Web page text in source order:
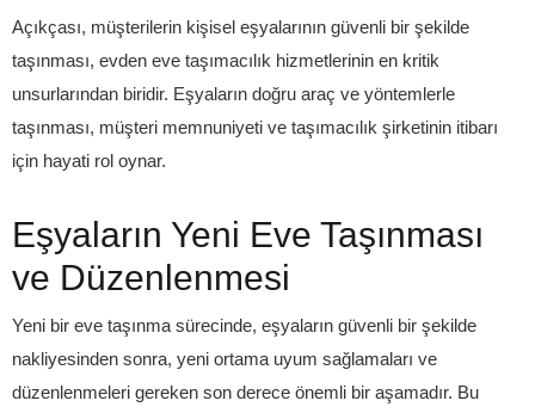
Açıkçası, müşterilerin kişisel eşyalarının güvenli bir şekilde
taşınması, evden eve taşımacılık hizmetlerinin en kritik
unsurlarından biridir. Eşyaların doğru araç ve yöntemlerle
taşınması, müşteri memnuniyeti ve taşımacılık şirketinin itibarı
için hayati rol oynar.
Eşyaların Yeni Eve Taşınması
ve Düzenlenmesi
Yeni bir eve taşınma sürecinde, eşyaların güvenli bir şekilde
nakliyesinden sonra, yeni ortama uyum sağlamaları ve
düzenlenmeleri gereken son derece önemli bir aşamadır. Bu